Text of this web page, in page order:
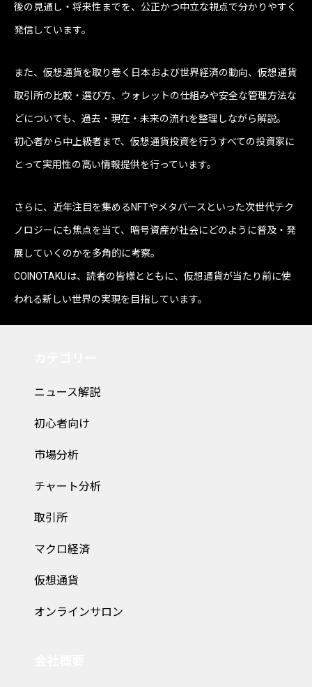
後の見通し・将来性までを、公正かつ中立な視点で分かりやすく
発信しています。
また、仮想通貨を取り巻く日本および世界経済の動向、仮想通貨
取引所の比較・選び方、ウォレットの仕組みや安全な管理方法な
どについても、過去・現在・未来の流れを整理しながら解説。
初心者から中上級者まで、仮想通貨投資を行うすべての投資家に
とって実用性の高い情報提供を行っています。
さらに、近年注目を集めるNFTやメタバースといった次世代テク
ノロジーにも焦点を当て、暗号資産が社会にどのように普及・発
展していくのかを多角的に考察。
COINOTAKUは、読者の皆様とともに、仮想通貨が当たり前に使
われる新しい世界の実現を目指しています。
ニュース解説
初心者向け
市場分析
チャート分析
取引所
マクロ経済
仮想通貨
オンラインサロン